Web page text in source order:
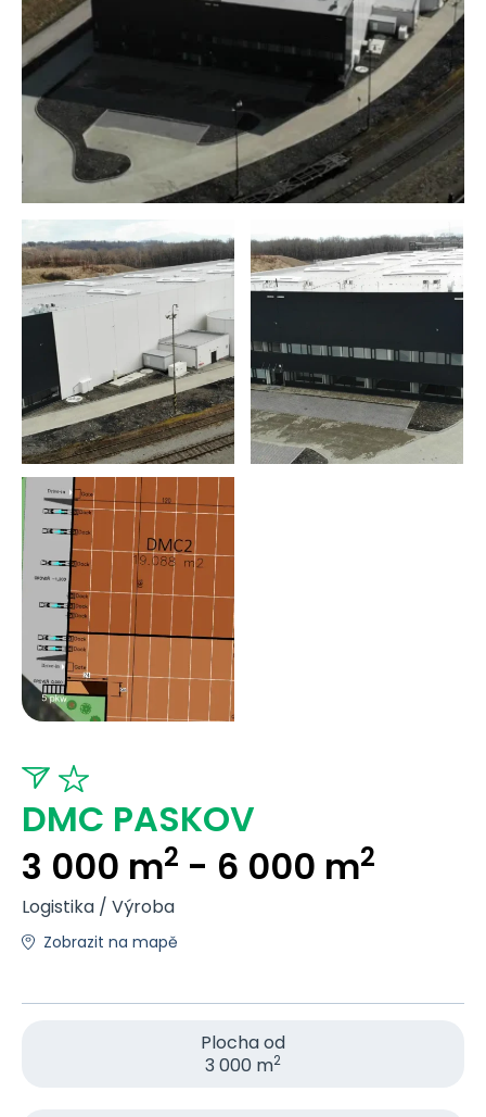
DMC PASKOV
3 000 m2 - 6 000 m2
Logistika / Výroba
Zobrazit na mapě
Plocha od
3 000 m2